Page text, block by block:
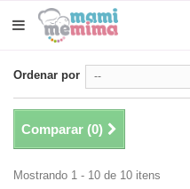
Ordenar por --
Comparar (0)
Mostrando 1 - 10 de 10 itens